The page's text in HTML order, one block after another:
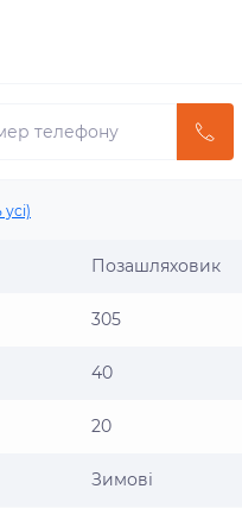
Позашляховик
305
40
20
Зимові